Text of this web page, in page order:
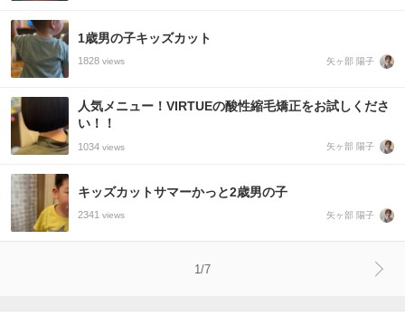
1歳男の子キッズカット
1828 views 矢ヶ部 陽子
人気メニュー！VIRTUEの酸性縮毛矯正をお試しくださ
い！！
1034 views 矢ヶ部 陽子
キッズカットサマーかっと2歳男の子
2341 views 矢ヶ部 陽子
1/7